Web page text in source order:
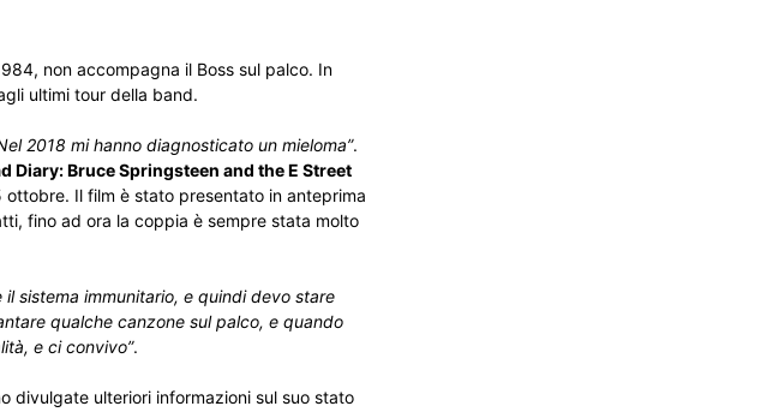
non accompagna il Boss sul palco. In
ultimi tour della band.
2018 mi hanno diagnosticato un mieloma”.
Diary: Bruce Springsteen and the E Street
Il film è stato presentato in anteprima
fino ad ora la coppia è sempre stata molto
il sistema immunitario, e quindi devo stare
qualche canzone sul palco, e quando
e ci convivo”.
divulgate ulteriori informazioni sul suo stato